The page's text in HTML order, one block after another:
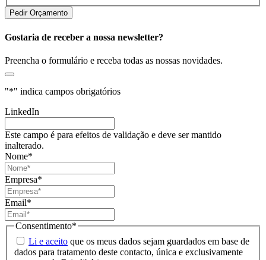
Gostaria de receber a nossa newsletter?
Preencha o formulário e receba todas as nossas novidades.
"*" indica campos obrigatórios
LinkedIn
Este campo é para efeitos de validação e deve ser mantido
inalterado.
Nome*
Empresa*
Email*
Consentimento*
Li e aceito que os meus dados sejam guardados em base de
dados para tratamento deste contacto, única e exclusivamente